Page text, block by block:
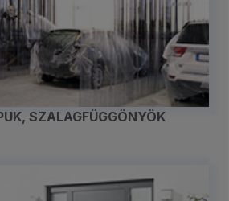
SZALAGFÜGGÖNYÖK